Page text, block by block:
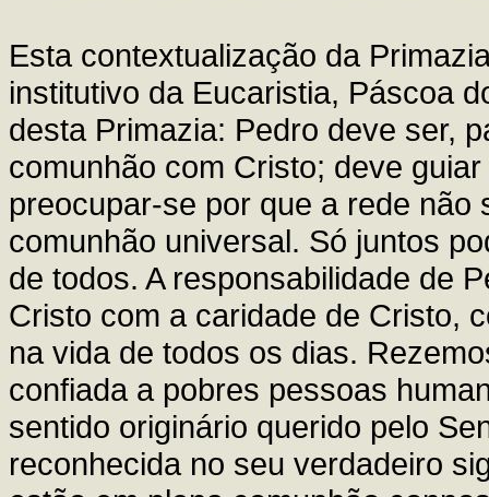
Esta contextualização da
institutivo da Eucaristia, Páscoa
desta Primazia: Pedro deve ser,
comunhão com Cristo; deve
preocupar-se por que a rede
comunhão universal. Só juntos
de todos. A responsabilidade de
Cristo com a caridade de Cristo,
na vida de todos os dias.
confiada a pobres pessoas
sentido originário querido pelo
reconhecida no seu verdadeiro